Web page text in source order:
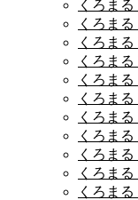
くろま
くろま
くろま
くろま
くろま
くろま
くろま
くろま
くろま
くろま
くろま